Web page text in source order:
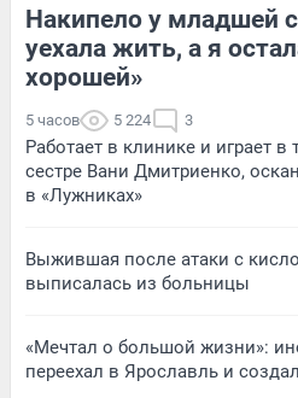
Накипело у младшей
уехала жить, а я
хорошей»
5 часов 5 224 3
Работает в клинике и играет в
сестре Вани Дмитриенко,
в «Лужниках»
Выжившая после атаки с
выписалась из больницы
«Мечтал о большой жизни»:
переехал в Ярославль и